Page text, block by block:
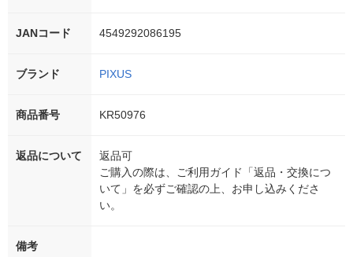
JANコード 4549292086195
ブランド PIXUS
商品番号 KR50976
返品について
返品可
ご購入の際は、ご利用ガイド「返品・交換につ
いて」を必ずご確認の上、お申し込みくださ
い。
備考